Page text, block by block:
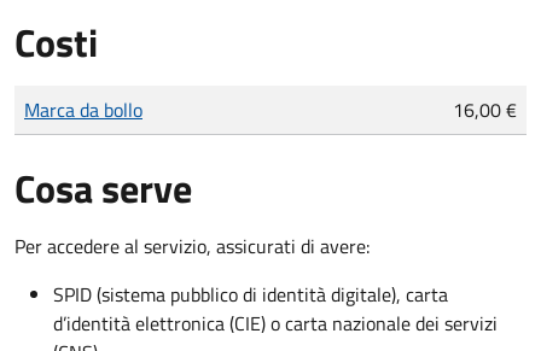
Costi
Tipo di pagamento
Importo
Marca da bollo 16,00 €
Cosa serve
Per accedere al servizio, assicurati di avere:
SPID (sistema pubblico di identità digitale), carta
d’identità elettronica (CIE) o carta nazionale dei servizi